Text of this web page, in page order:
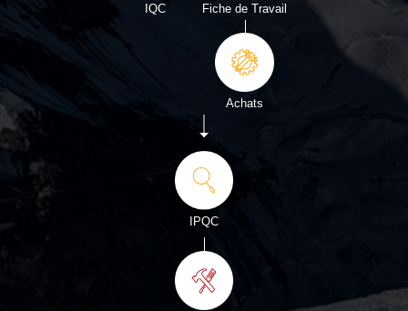
IQC Fiche de Travail
Achats
IPQC